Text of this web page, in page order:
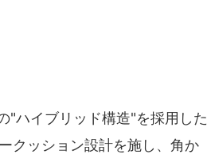
"ハイブリッド構造"を採用した
クッション設計を施し、角か